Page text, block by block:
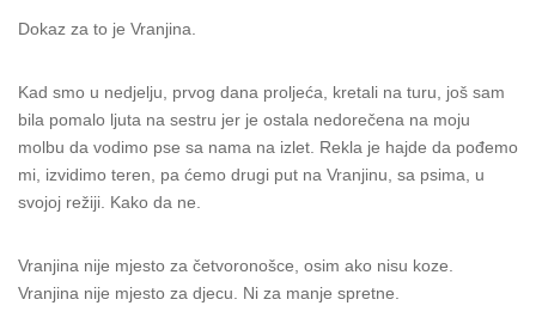
Dokaz za to je Vranjina.
Kad smo u nedjelju, prvog dana proljeća, kretali na turu, još sam
bila pomalo ljuta na sestru jer je ostala nedorečena na moju
molbu da vodimo pse sa nama na izlet. Rekla je hajde da pođemo
mi, izvidimo teren, pa ćemo drugi put na Vranjinu, sa psima, u
svojoj režiji. Kako da ne.
Vranjina nije mjesto za četvoronošce, osim ako nisu koze.
Vranjina nije mjesto za djecu. Ni za manje spretne.